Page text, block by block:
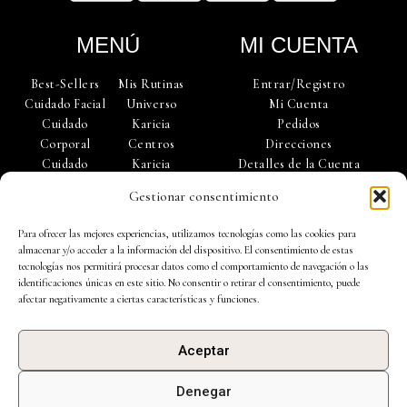
Gestionar consentimiento
Para ofrecer las mejores experiencias, utilizamos tecnologías como las cookies para
almacenar y/o acceder a la información del dispositivo. El consentimiento de estas
tecnologías nos permitirá procesar datos como el comportamiento de navegación o las
identificaciones únicas en este sitio. No consentir o retirar el consentimiento, puede
afectar negativamente a ciertas características y funciones.
Aceptar
Denegar
a
r
MENÚ
Best-Sellers
Cuidado Facial
Cuidado
Corporal
Cuidado
Accesorios
Mis Rutinas
Universo
Karicia
Centros
Karicia
Nosotros
Nosotros
MI CUENTA
Entrar/Registro
Mi Cuenta
Pedidos
Direcciones
Detalles de la Cuenta
Contacto
Política de Privacidad | Política de Cookies|Aviso Legal |
Preguntas Frecuentes